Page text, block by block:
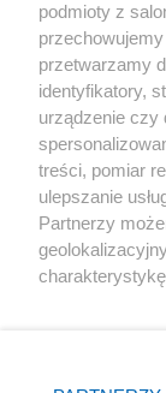
Kultura
X
podmioty z
przetwarzamy
identyfikatory,
urządzenie czy
treści, pomiar
ulepszanie
Partnerzy
zmienić/